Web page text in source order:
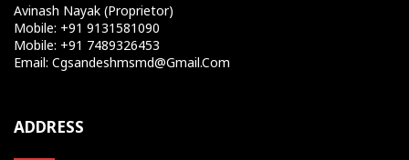
Avinash Nayak (Proprietor)
Mobile: +91 9131581090
Mobile: +91 7489326453
Email: Cgsandeshmsmd@gmail.com
ADDRESS